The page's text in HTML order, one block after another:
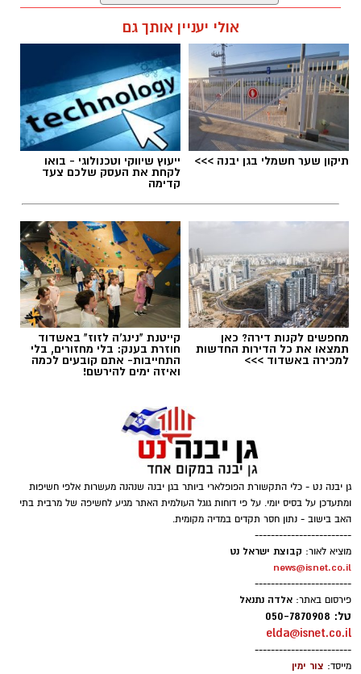
תגים:הורמוני האהבה והשפעתם על התזונה
לכבוד טו באב ביקשנו מורוניקה מייזלר, דיאטנית
קלינית בשיטתNLP ויועצת לחברת הרבלייף,
לעשות סדר בכימיה שמאחורי הפרפרים והחשקים,
ובעיקר להבין למה לפעמים אנחנו לא רעבים
לאוכל, אלא למשהו הרבה יותר עמוק ובסיסי.
אולי יעניין אותך גם
תיקון שער חשמלי בגן יבנה >>> ייעוץ שיווקי וטכנולוגי - בואו
לקחת את העסק שלכם צעד
קדימה
מחפשים לקנות דירה? כאן
תמצאו את כל הדירות החדשות
למכירה באשדוד >>>
קייטנת "נינג'ה לזוז" באשדוד
חוזרת בענק: בלי מחזורים, בלי
התחייבות- אתם קובעים לכמה
ואיזה ימים להירשם!
גן יבנה נט - כלי התקשורת הפופלארי ביותר בגן יבנה שנהנה מעשרות אלפי חשיפות
ומתעדכן על בסיס יומי. על פי דוחות גוגל העולמית האתר מגיע לחשיפה של מרבית בתי
האב בישוב - נתון חסר תקדים במדיה מקומית.
------------------------
מוציא לאור: קבוצת ישראל נט
news@isnet.co.il
------------------------
פירסום באתר: אלדה נתנאל
טל: 050-7870908
elda@isnet.co.il
------------------------
מייסד: צור ימין